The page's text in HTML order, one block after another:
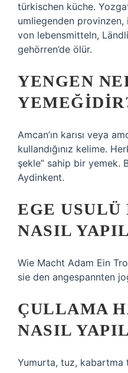
türkischen küche.
umliegenden provinzen,
von lebensmitteln,
gehörren’de ölür.
YENGEN
Amcan’ın karısı veya
kullandığınız kelime.
şekle” sahip bir yemek.
Aydinkent.
EGE
NASIL
Wie Macht Adam Ein
sie den angespannten
ÇULLAMA
NASIL
Yumurta, tuz,